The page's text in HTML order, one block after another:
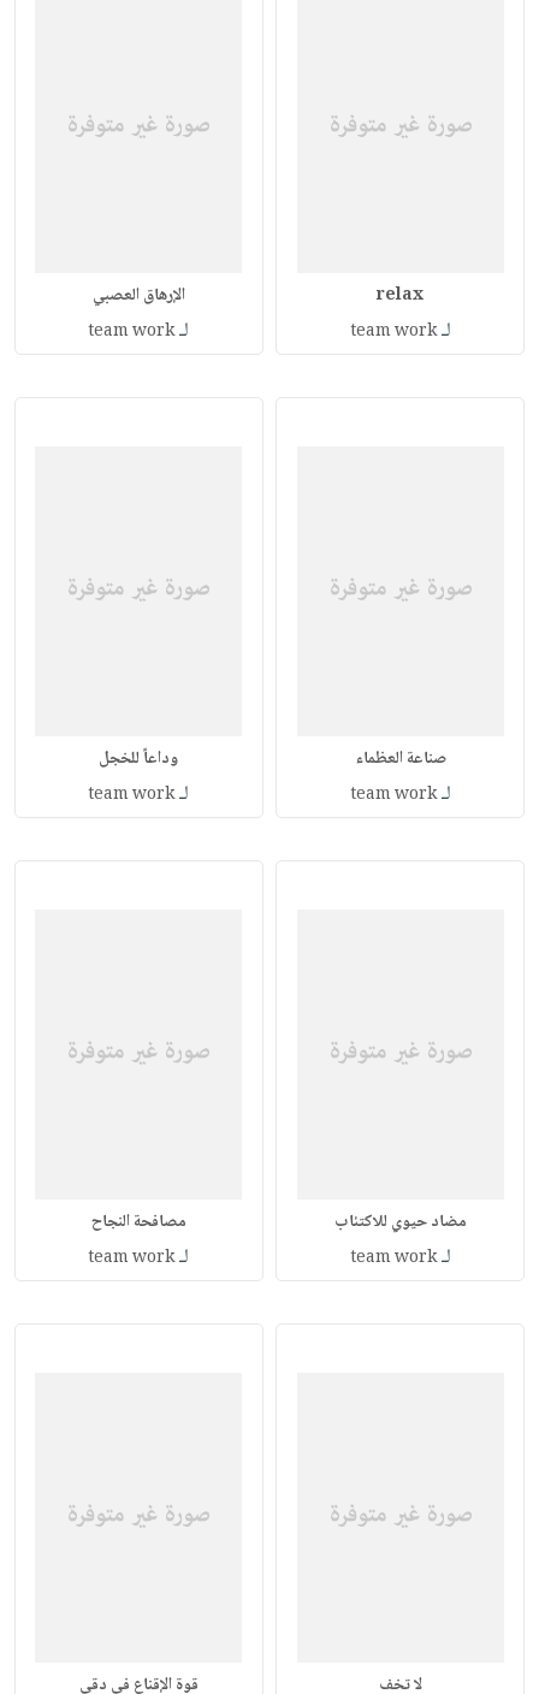
relax
لـteam work
الإرهاق العصبي
لـteam work
صناعة العظماء
لـteam work
وداعاً للخجل
لـteam work
مضاد حيوي للاكتئاب
لـteam work
مصافحة النجاح
لـteam work
لا تخف قوة الإقناع في دقي